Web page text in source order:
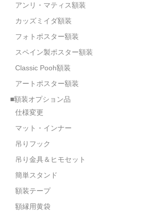
オーダーメイド額装
額装のご相談・注文方法
額装参考作品
アンリ・マティス額装
カッズミイダ額装
フォトポスター額装
スペイン製ポスター額装
Classic Pooh額装
アートポスター額装
■額装オプション品
仕様変更
マット・インナー
吊りフック
吊り金具＆ヒモセット
簡単スタンド
額装テープ
額縁用黄袋